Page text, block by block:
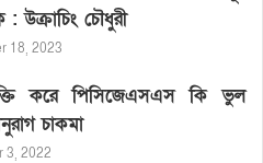
: উক্রাচিং চৌধুরী
18, 2023
করে পিসিজেএসএস কি ভুল
চাকমা
3, 2022